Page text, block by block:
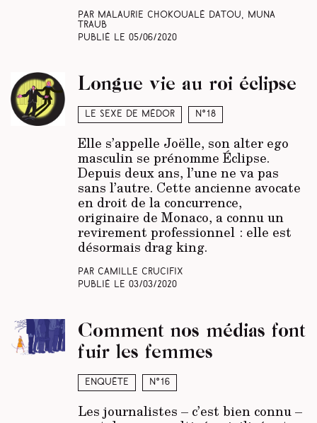
Par Malaurie Chokoualé Datou, Muna
Traub
Publié le 05/06/2020
Le sexe de Médor N°18
Longue vie au roi éclipse
Elle s’appelle Joëlle, son alter ego
masculin se prénomme Éclipse.
Depuis deux ans, l’une ne va pas
sans l’autre. Cette ancienne avocate
en droit de la concurrence,
originaire de Monaco, a connu un
revirement professionnel : elle est
désormais drag king.
Par Camille Crucifix
Publié le 03/03/2020
Enquête N°16
Comment nos médias font
fuir les femmes
Les journalistes – c’est bien connu –